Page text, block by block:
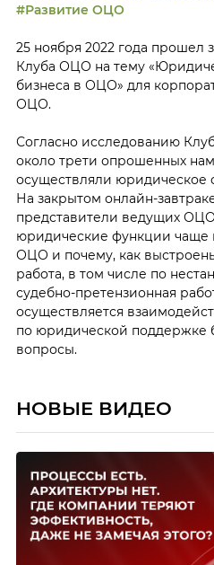
#Развитие ОЦО
25 ноября 2022 года прошел
Клуба ОЦО на тему
бизнеса в ОЦО» для
ОЦО.
Согласно исследованию
около трети опрошенных
осуществляли юридическое
На закрытом онлайн-
представители ведущих
юридические функции чаще
ОЦО и почему, как
работа, в том числе по
судебно-претензионная
осуществляется
по юридической поддержке
вопросы.
НОВЫЕ ВИДЕО